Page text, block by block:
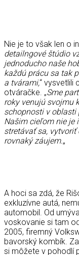
Nie je to však len o
detailngové štúdio
jednoducho naše
každú prácu sa tak
a tvárami,“ vysvetlili
otváračke. „Sme
roky venujú svojmu
schopnosti v oblasti
Našim cieľom nie je
stretávať sa,
rovnaký záujem.„
A hoci sa zdá, že
exkluzívne autá,
automobil. Od
voskovanie si tam
2005, firemný
bavorský kombík.
si môžete v pohodlí